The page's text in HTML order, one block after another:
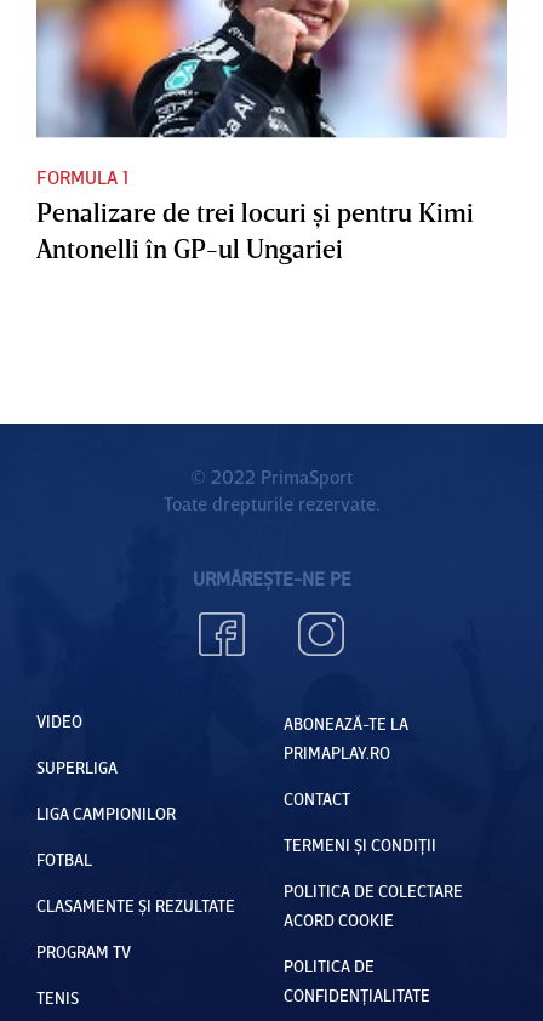
FORMULA 1
Penalizare de trei locuri şi pentru Kimi
Antonelli în GP-ul Ungariei
© 2022 PrimaSport
Toate drepturile rezervate.
URMĂREȘTE-NE PE
VIDEO
SUPERLIGA
LIGA CAMPIONILOR
FOTBAL
CLASAMENTE ȘI REZULTATE
PROGRAM TV
TENIS
ABONEAZĂ-TE LA
PRIMAPLAY.RO
CONTACT
TERMENI ȘI CONDIȚII
POLITICA DE COLECTARE
ACORD COOKIE
POLITICA DE
CONFIDENȚIALITATE